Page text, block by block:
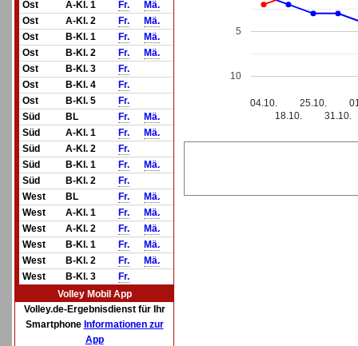
Ost
A-Kl. 1 Fr.
Mä.
Ost
A-Kl. 2 Fr.
Mä.
Ost
B-Kl. 1 Fr.
Mä.
Ost
B-Kl. 2 Fr.
Mä.
Ost
B-Kl. 3
Fr.
Ost
B-Kl. 4
Fr.
Ost
B-Kl. 5
Fr.
Süd
BL Fr.
Mä.
Süd
A-Kl. 1 Fr.
Mä.
Süd
A-Kl. 2
Fr.
Süd
B-Kl. 1 Fr.
Mä.
Süd
B-Kl. 2
Fr.
West
BL Fr.
Mä.
West
A-Kl. 1 Fr.
Mä.
West
A-Kl. 2 Fr.
Mä.
West
B-Kl. 1 Fr.
Mä.
West
B-Kl. 2 Fr.
Mä.
West
B-Kl. 3
Fr.
Volley Mobil App
Volley.de-Ergebnisdienst für Ihr
Smartphone Informationen zur
App
04.10.
18.10.
25.10.
31.10.
5
10